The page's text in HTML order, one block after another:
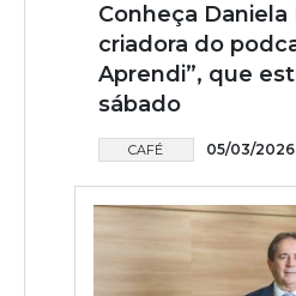
Conheça Daniela
criadora do
Aprendi”, que
sábado
CAFÉ 05/03/2026